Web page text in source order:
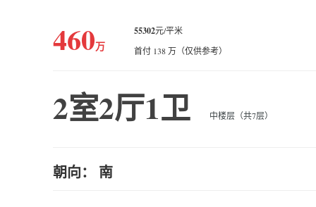
460万
55302元/平米
首付 138 万（仅供参考）
2室2厅1卫 中楼层（共7层）
朝向： 南